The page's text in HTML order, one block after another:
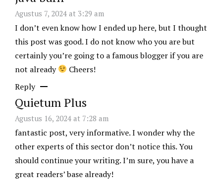
Agustus 7, 2024 at 3:29 am
I don’t even know how I ended up here, but I thought
this post was good. I do not know who you are but
certainly you’re going to a famous blogger if you are
not already
Cheers!
Reply
Quietum Plus
Agustus 16, 2024 at 7:28 am
fantastic post, very informative. I wonder why the
other experts of this sector don’t notice this. You
should continue your writing. I’m sure, you have a
great readers’ base already!